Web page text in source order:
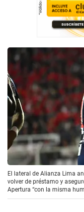
El lateral de Alianza Lima
volver de préstamo y
Apertura “con la misma